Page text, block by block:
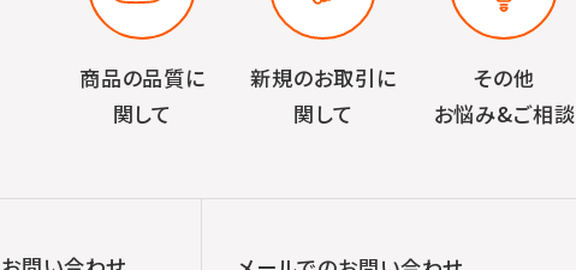
商品の品質に
関して
新規のお取引に
関して
その他
お悩み&ご相談